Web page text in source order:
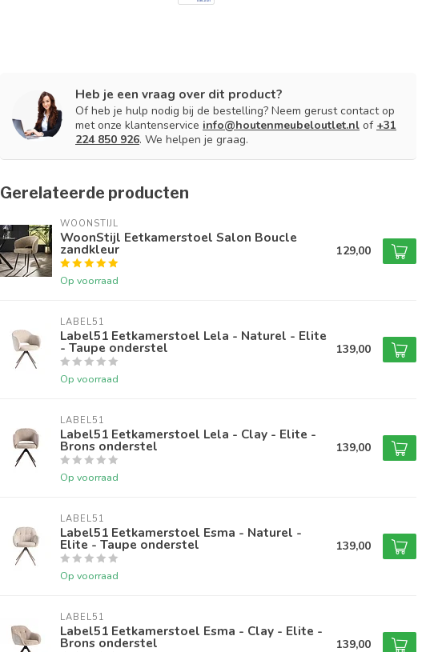
Heb je een vraag over dit product?
Of heb je hulp nodig bij de bestelling? Neem gerust contact op
met onze klantenservice info@houtenmeubeloutlet.nl of +31
224 850 926. We helpen je graag.
Gerelateerde producten
WOONSTIJL
WoonStijl Eetkamerstoel Salon Boucle
zandkleur
Op voorraad
129,00
LABEL51
Label51 Eetkamerstoel Lela - Naturel - Elite
- Taupe onderstel
Op voorraad
139,00
LABEL51
Label51 Eetkamerstoel Lela - Clay - Elite -
Brons onderstel
Op voorraad
139,00
LABEL51
Label51 Eetkamerstoel Esma - Naturel -
Elite - Taupe onderstel
Op voorraad
139,00
LABEL51
Label51 Eetkamerstoel Esma - Clay - Elite -
Brons onderstel 139,00